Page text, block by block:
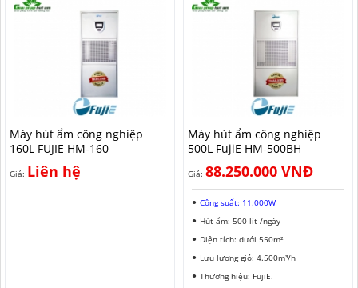
Máy hút ẩm công nghiệp
160L FUJIE HM-160
Giá: Liên hệ
Máy hút ẩm công nghiệp
500L FujiE HM-500BH
Giá: 88.250.000 VNĐ
Công suất: 11.000W
Hút ẩm: 500 lít /ngày
Diện tích: dưới 550m²
Lưu lượng gió: 4.500m³/h
Thương hiệu: FujiE.